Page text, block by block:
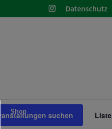
Datenschutz
Shop suchen Liste